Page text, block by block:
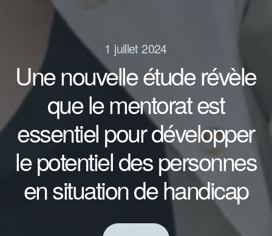
1 juillet 2024
Une nouvelle étude révèle
que le mentorat est
essentiel pour développer
le potentiel des personnes
en situation de handicap